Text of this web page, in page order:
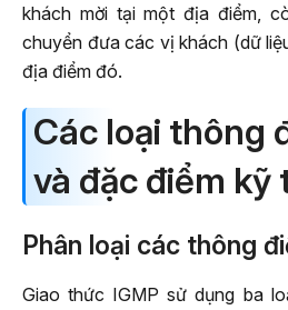
khách mời tại một địa điểm,
chuyển đưa các vị khách (dữ
địa điểm đó.
Các loại thông
và đặc điểm kỹ
Phân loại các thông
Giao thức IGMP sử dụng ba